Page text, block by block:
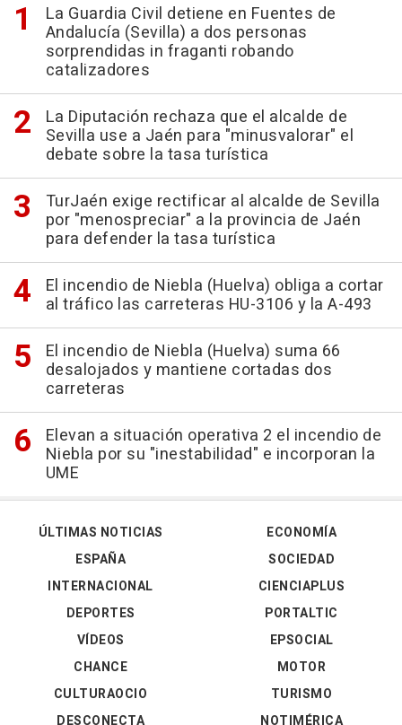
La Guardia Civil detiene en Fuentes de
Andalucía (Sevilla) a dos personas
sorprendidas in fraganti robando
catalizadores
La Diputación rechaza que el alcalde de
Sevilla use a Jaén para "minusvalorar" el
debate sobre la tasa turística
TurJaén exige rectificar al alcalde de Sevilla
por "menospreciar" a la provincia de Jaén
para defender la tasa turística
El incendio de Niebla (Huelva) obliga a cortar
al tráfico las carreteras HU-3106 y la A-493
El incendio de Niebla (Huelva) suma 66
desalojados y mantiene cortadas dos
carreteras
Elevan a situación operativa 2 el incendio de
Niebla por su "inestabilidad" e incorporan la
UME
ÚLTIMAS NOTICIAS
ESPAÑA
INTERNACIONAL
DEPORTES
VÍDEOS
ECONOMÍA
SOCIEDAD
CIENCIAPLUS
PORTALTIC
EPSOCIAL
CHANCE
CULTURAOCIO
DESCONECTA
MOTOR
TURISMO
NOTIMÉRICA